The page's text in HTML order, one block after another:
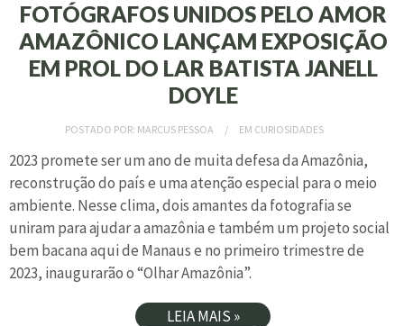
FOTÓGRAFOS UNIDOS PELO AMOR
AMAZÔNICO LANÇAM EXPOSIÇÃO
EM PROL DO LAR BATISTA JANELL
DOYLE
POSTADO POR: MARCUS PESSOA EM CURIOSIDADES
2023 promete ser um ano de muita defesa da Amazônia,
reconstrução do país e uma atenção especial para o meio
ambiente. Nesse clima, dois amantes da fotografia se
uniram para ajudar a amazônia e também um projeto social
bem bacana aqui de Manaus e no primeiro trimestre de
2023, inaugurarão o “Olhar Amazônia”.
LEIA MAIS »